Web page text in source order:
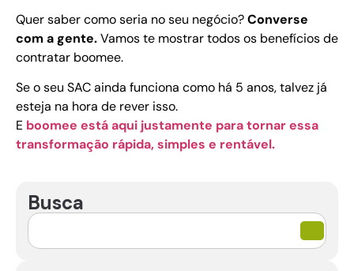
Quer saber como seria no seu negócio?Converse
com a gente.Vamos te mostrar todos os benefícios de
contratar boomee.
Se o seu SAC ainda funciona como há 5 anos, talvez já
esteja na hora de rever isso.
E boomee está aqui justamente para tornar essa
transformação rápida, simples e rentável.
Busca